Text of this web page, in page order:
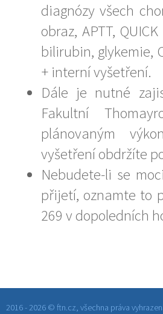
diagnózy všech
obraz, APTT,
bilirubin, glykemie,
+ interní vyšetření.
Dále je nutné
Fakultní
plánovaným
vyšetření obdržíte
Nebudete-li se
přijetí, oznamte to
269 v dopoledních
2016 - 2026 © ftn.cz, všechna práva